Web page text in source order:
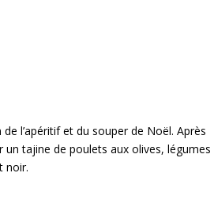
l’apéritif et du souper de Noël. Après
tajine de poulets aux olives, légumes
noir.